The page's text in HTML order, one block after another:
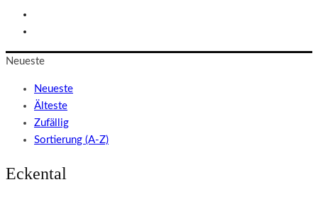
Neueste
Neueste
Älteste
Zufällig
Sortierung (A-Z)
Eckental